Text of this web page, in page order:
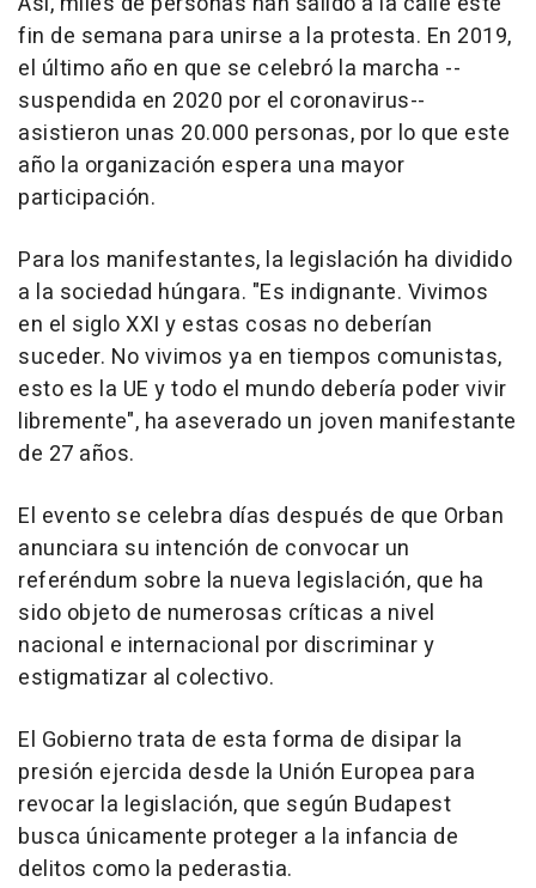
fin de semana para unirse a la protesta. En 2019,
el último año en que se celebró la marcha --
suspendida en 2020 por el coronavirus--
asistieron unas 20.000 personas, por lo que este
año la organización espera una mayor
participación.
Para los manifestantes, la legislación ha dividido
a la sociedad húngara. "Es indignante. Vivimos
en el siglo XXI y estas cosas no deberían
suceder. No vivimos ya en tiempos comunistas,
esto es la UE y todo el mundo debería poder vivir
libremente", ha aseverado un joven manifestante
de 27 años.
El evento se celebra días después de que Orban
anunciara su intención de convocar un
referéndum sobre la nueva legislación, que ha
sido objeto de numerosas críticas a nivel
nacional e internacional por discriminar y
estigmatizar al colectivo.
El Gobierno trata de esta forma de disipar la
presión ejercida desde la Unión Europea para
revocar la legislación, que según Budapest
busca únicamente proteger a la infancia de
delitos como la pederastia.